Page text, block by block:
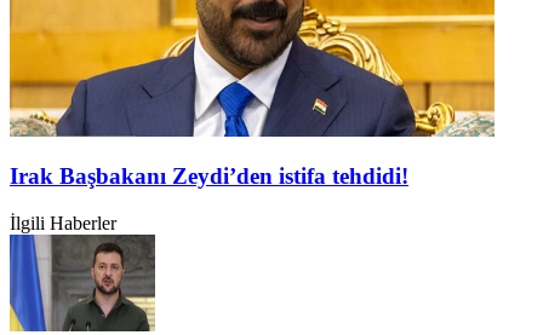
Irak Başbakanı Zeydi’den istifa tehdidi!
İlgili Haberler